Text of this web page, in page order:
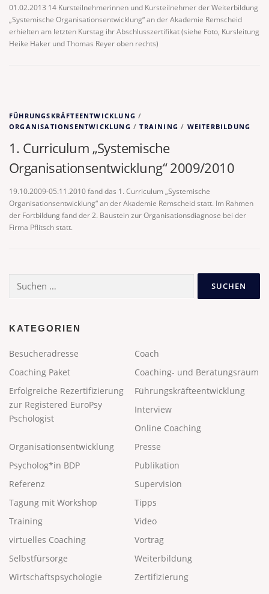
01.02.2013 14 Kursteilnehmerinnen und Kursteilnehmer der Weiterbildung
„Systemische Organisationsentwicklung“ an der Akademie Remscheid
erhielten am letzten Kurstag ihr Abschlusszertifikat (siehe Foto, Kursleitung
Heike Haker und Thomas Reyer oben rechts)
FÜHRUNGSKRÄFTEENTWICKLUNG /
ORGANISATIONSENTWICKLUNG /TRAINING / WEITERBILDUNG
1. Curriculum „Systemische
Organisationsentwicklung“ 2009/2010
19.10.2009-05.11.2010 fand das 1. Curriculum „Systemische
Organisationsentwicklung“ an der Akademie Remscheid statt. Im Rahmen
der Fortbildung fand der 2. Baustein zur Organisationsdiagnose bei der
Firma Pflitsch statt.
nach:
KATEGORIEN
Besucheradresse
Coach
Coaching Paket
Coaching- und Beratungsraum
Erfolgreiche Rezertifizierung
zur Registered EuroPsy
Pschologist
Führungskräfteentwicklung
Interview
Online Coaching
Organisationsentwicklung
Presse
Psycholog*in BDP
Publikation
Referenz
Supervision
Tagung mit Workshop
Tipps
Training
Video
virtuelles Coaching
Selbstfürsorge
Vortrag
Weiterbildung
Wirtschaftspsychologie
Zertifizierung